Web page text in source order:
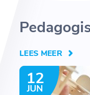
LEES MEER
12
JUN